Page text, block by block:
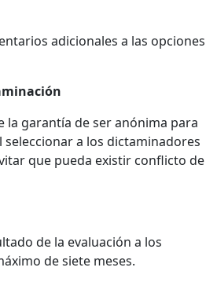
adicionales a las opciones
la garantía de ser anónima para
seleccionar a los dictaminadores
que pueda existir conflicto de
de la evaluación a los
de siete meses.